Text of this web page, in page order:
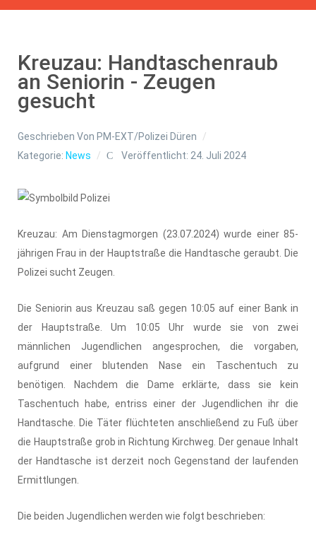
Kreuzau: Handtaschenraub
an Seniorin - Zeugen
gesucht
Geschrieben Von PM-EXT/Polizei Düren
Kategorie: News Veröffentlicht: 24. Juli 2024
Kreuzau: Am Dienstagmorgen (23.07.2024) wurde einer 85-
jährigen Frau in der Hauptstraße die Handtasche geraubt. Die
Polizei sucht Zeugen.
Die Seniorin aus Kreuzau saß gegen 10:05 auf einer Bank in
der Hauptstraße. Um 10:05 Uhr wurde sie von zwei
männlichen Jugendlichen angesprochen, die vorgaben,
aufgrund einer blutenden Nase ein Taschentuch zu
benötigen. Nachdem die Dame erklärte, dass sie kein
Taschentuch habe, entriss einer der Jugendlichen ihr die
Handtasche. Die Täter flüchteten anschließend zu Fuß über
die Hauptstraße grob in Richtung Kirchweg. Der genaue Inhalt
der Handtasche ist derzeit noch Gegenstand der laufenden
Ermittlungen.
Die beiden Jugendlichen werden wie folgt beschrieben: